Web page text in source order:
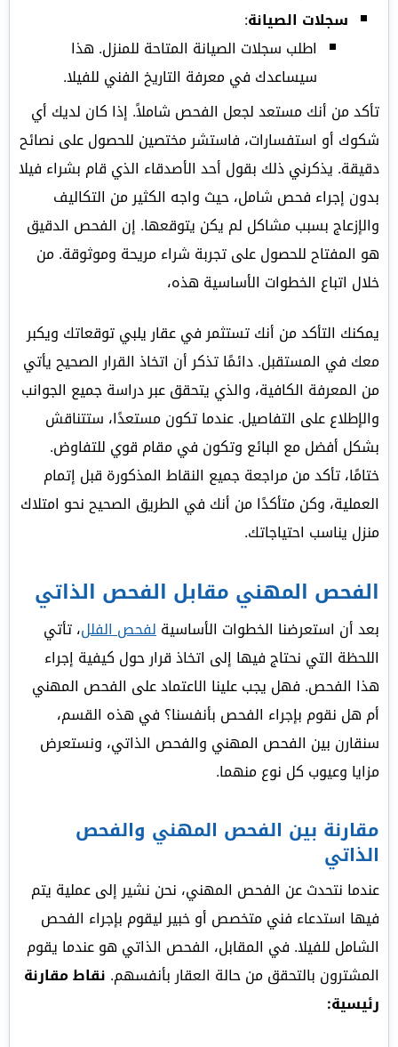
سجلات الصيانة:
اطلب سجلات الصيانة المتاحة للمنزل. هذا
سيساعدك في معرفة التاريخ الفني للفيلا.
تأكد من أنك مستعد لجعل الفحص شاملاً. إذا كان لديك أي
شكوك أو استفسارات، فاستشر مختصين للحصول على نصائح
دقيقة. يذكرني ذلك بقول أحد الأصدقاء الذي قام بشراء فيلا
بدون إجراء فحص شامل، حيث واجه الكثير من التكاليف
والإزعاج بسبب مشاكل لم يكن يتوقعها. إن الفحص الدقيق
هو المفتاح للحصول على تجربة شراء مريحة وموثوقة. من
خلال اتباع الخطوات الأساسية هذه،
يمكنك التأكد من أنك تستثمر في عقار يلبي توقعاتك ويكبر
معك في المستقبل. دائمًا تذكر أن اتخاذ القرار الصحيح يأتي
من المعرفة الكافية، والذي يتحقق عبر دراسة جميع الجوانب
والإطلاع على التفاصيل. عندما تكون مستعدًا، ستتناقش
بشكل أفضل مع البائع وتكون في مقام قوي للتفاوض.
ختامًا، تأكد من مراجعة جميع النقاط المذكورة قبل إتمام
العملية، وكن متأكدًا من أنك في الطريق الصحيح نحو امتلاك
منزل يناسب احتياجاتك.
الفحص المهني مقابل الفحص الذاتي
بعد أن استعرضنا الخطوات الأساسيةلفحص الفلل، تأتي
اللحظة التي نحتاج فيها إلى اتخاذ قرار حول كيفية إجراء
هذا الفحص. فهل يجب علينا الاعتماد على الفحص المهني
أم هل نقوم بإجراء الفحص بأنفسنا؟ في هذه القسم،
سنقارن بين الفحص المهني والفحص الذاتي، ونستعرض
مزايا وعيوب كل نوع منهما.
مقارنة بين الفحص المهني والفحص
الذاتي
عندما نتحدث عن الفحص المهني، نحن نشير إلى عملية يتم
فيها استدعاء فني متخصص أو خبير ليقوم بإجراء الفحص
الشامل للفيلا. في المقابل، الفحص الذاتي هو عندما يقوم
المشترون بالتحقق من حالة العقار بأنفسهم. نقاط مقارنة
رئيسية: